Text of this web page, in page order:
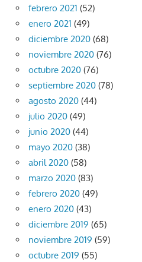
febrero 2021 (52)
enero 2021 (49)
diciembre 2020 (68)
noviembre 2020 (76)
octubre 2020 (76)
septiembre 2020 (78)
agosto 2020 (44)
julio 2020 (49)
junio 2020 (44)
mayo 2020 (38)
abril 2020 (58)
marzo 2020 (83)
febrero 2020 (49)
enero 2020 (43)
diciembre 2019 (65)
noviembre 2019 (59)
octubre 2019 (55)